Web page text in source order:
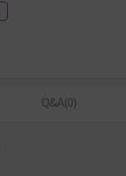
Q&A(0)